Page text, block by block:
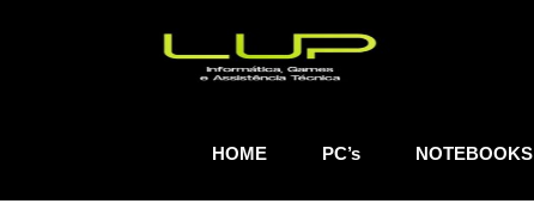
HOME PC’s NOTEBOOKS